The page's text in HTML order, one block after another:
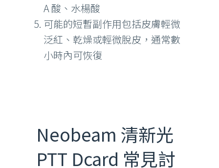
A 酸、水楊酸
可能的短暫副作用包括皮膚輕微
泛紅、乾燥或輕微脫皮，通常數
小時內可恢復
Neobeam 清新光
PTT Dcard 常見討